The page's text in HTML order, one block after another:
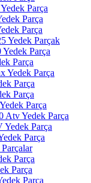
Parça
Parça
Parça
Yedek Parçak
Parça
Parça
Yedek Parça
Parça
Parça
Parça
Atv Yedek Parça
Yedek Parça
Parça
Parça
Parça
Parça